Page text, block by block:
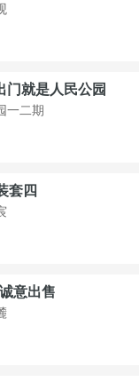
门就是人民公园
一二期
套四
意出售